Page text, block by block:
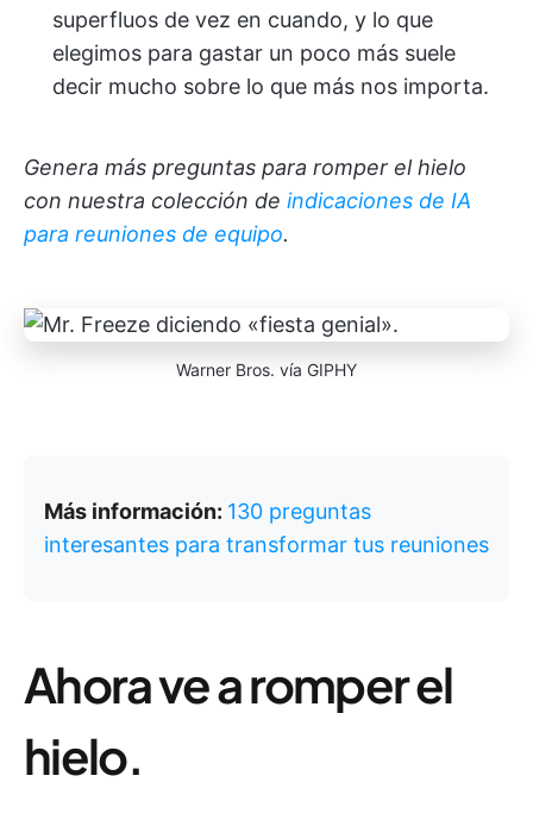
superfluos de vez en cuando, y lo que
elegimos para gastar un poco más suele
decir mucho sobre lo que más nos importa.
Genera más preguntas para romper el hielo
con nuestra colección de indicaciones de IA
para reuniones de equipo.
Warner Bros. vía GIPHY
Más información: 130 preguntas
interesantes para transformar tus reuniones
Ahora ve a romper el
hielo.